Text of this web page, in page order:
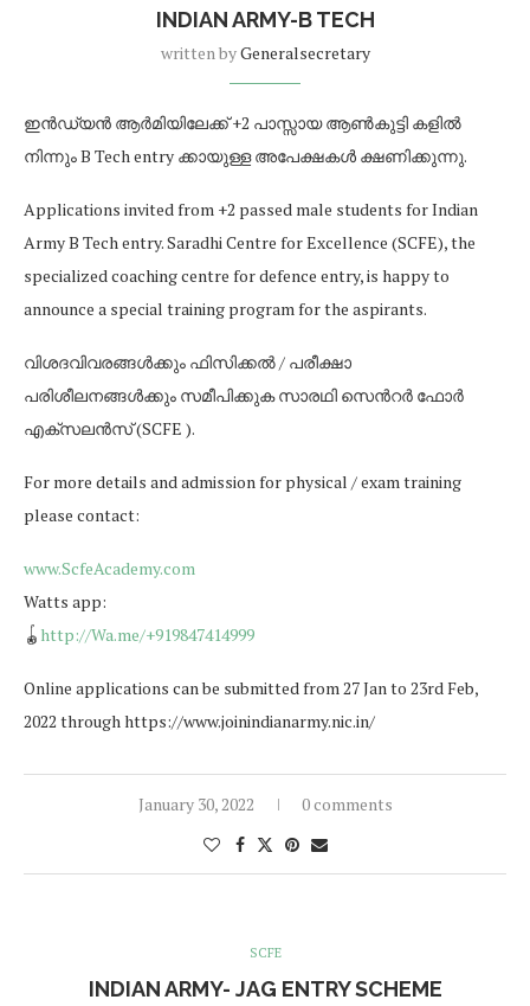
INDIAN ARMY-B TECH
written byGeneralsecretary
ഇൻഡ്യൻ ആർമിയിലേക്ക് +2 പാസ്സായ ആൺകുട്ടി കളിൽ
നിന്നും B Tech entry ക്കായുള്ള അപേക്ഷകൾ ക്ഷണിക്കുന്നു.
Applications invited from +2 passed male students for Indian
Army B Tech entry. Saradhi Centre for Excellence (SCFE), the
specialized coaching centre for defence entry, is happy to
announce a special training program for the aspirants.
വിശദവിവരങ്ങൾക്കും ഫിസിക്കൽ / പരീക്ഷാ
പരിശീലനങ്ങൾക്കും സമീപിക്കുക സാരഥി സെൻറർ ഫോർ
എക്സലൻസ് (SCFE ).
For more details and admission for physical / exam training
please contact:
www.ScfeAcademy.com
Watts app:
🪀 http://Wa.me/+919847414999
Online applications can be submitted from 27 Jan to 23rd Feb,
2022 through https://www.joinindianarmy.nic.in/
January 30, 2022 0 comments
SCFE
INDIAN ARMY- JAG ENTRY SCHEME